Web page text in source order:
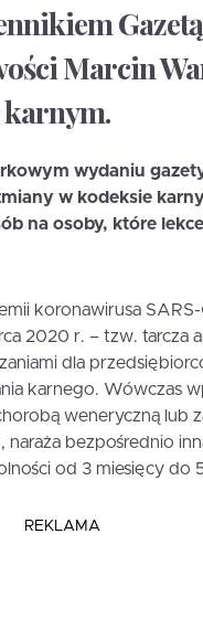
Marcin
wydaniu
w kodeksie
na osoby, które
koronawirusa
2020 r. – tzw. tarcza
dla
karnego. Wówczas
weneryczną lub
naraża bezpośrednio
od 3 miesięcy do 5
REKLAMA